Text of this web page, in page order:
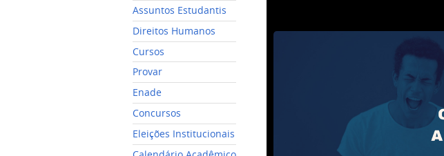
Assuntos Estudantis
Direitos Humanos
Cursos
Provar
Enade
Concursos
Eleições Institucionais